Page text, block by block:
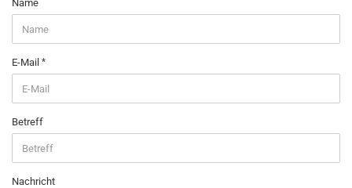
Name
E-Mail
Betreff
Nachricht